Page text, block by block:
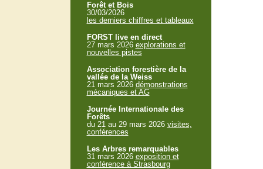
Forêt et Bois
30/03/2026
les derniers chiffres et tableaux
FORST live en direct
27 mars 2026 explorations et
nouvelles pistes
Association forestière de la
vallée de la Weiss
21 mars 2026 démonstrations
mécaniques et AG
Journée Internationale des
Forêts
du 21 au 29 mars 2026 visites,
conférences
Les Arbres remarquables
31 mars 2026 exposition et
conférence à Strasbourg